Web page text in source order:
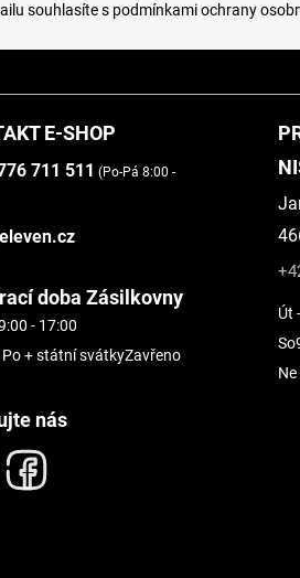
souhlasíte s podmínkami ochrany
E-SHOP
711 511 (Po-Pá 8:00 -
doba Zásilkovny
- 17:00
Po + státní svátkyZavřeno
nás
Út
So